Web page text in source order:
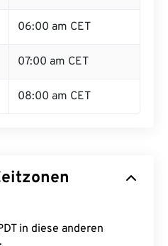
06:00 am CET
07:00 am CET
08:00 am CET
in diese anderen